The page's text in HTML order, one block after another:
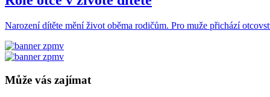
Narození dítěte mění život oběma rodičům. Pro muže přichází
Může vás zajímat